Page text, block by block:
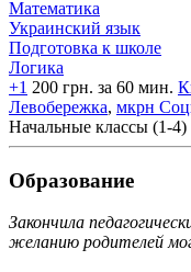
Математика
Украинский язык
Подготовка к школе
Логика
+1 200 грн. за 60 мин.
Левобережка, мкрн
Начальные классы (1-4)
Образование
Закончила
желанию родителей